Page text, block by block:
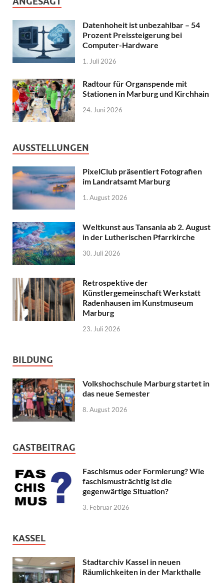
Datenhoheit ist unbezahlbar – 54
Prozent Preissteigerung bei
Computer-Hardware
1. Juli 2026
Radtour für Organspende mit
Stationen in Marburg und Kirchhain
24. Juni 2026
AUSSTELLUNGEN
PixelClub präsentiert Fotografien
im Landratsamt Marburg
1. August 2026
Weltkunst aus Tansania ab 2. August
in der Lutherischen Pfarrkirche
30. Juli 2026
Retrospektive der
Künstlergemeinschaft Werkstatt
Radenhausen im Kunstmuseum
Marburg
23. Juli 2026
BILDUNG
Volkshochschule Marburg startet in
das neue Semester
8. August 2026
GASTBEITRAG
Faschismus oder Formierung? Wie
faschismusträchtig ist die
gegenwärtige Situation?
3. Februar 2026
KASSEL
Stadtarchiv Kassel in neuen
Räumlichkeiten in der Markthalle